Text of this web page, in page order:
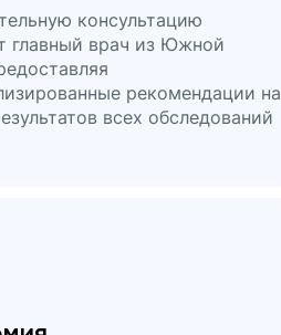
консультацию
главный врач из Южной
рекомендации на
всех обследований